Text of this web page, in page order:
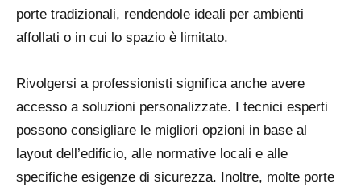
porte tradizionali, rendendole ideali per ambienti
affollati o in cui lo spazio è limitato.
Rivolgersi a professionisti significa anche avere
accesso a soluzioni personalizzate. I tecnici esperti
possono consigliare le migliori opzioni in base al
layout dell’edificio, alle normative locali e alle
specifiche esigenze di sicurezza. Inoltre, molte porte